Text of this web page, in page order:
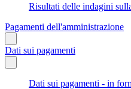
Risultati delle indagini
Pagamenti dell'amministrazione
Dati sui pagamenti
Dati sui pagamenti - in